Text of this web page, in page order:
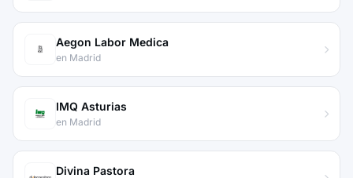
Aegon Labor Medica
en Madrid
IMQ Asturias
en Madrid
Divina Pastora